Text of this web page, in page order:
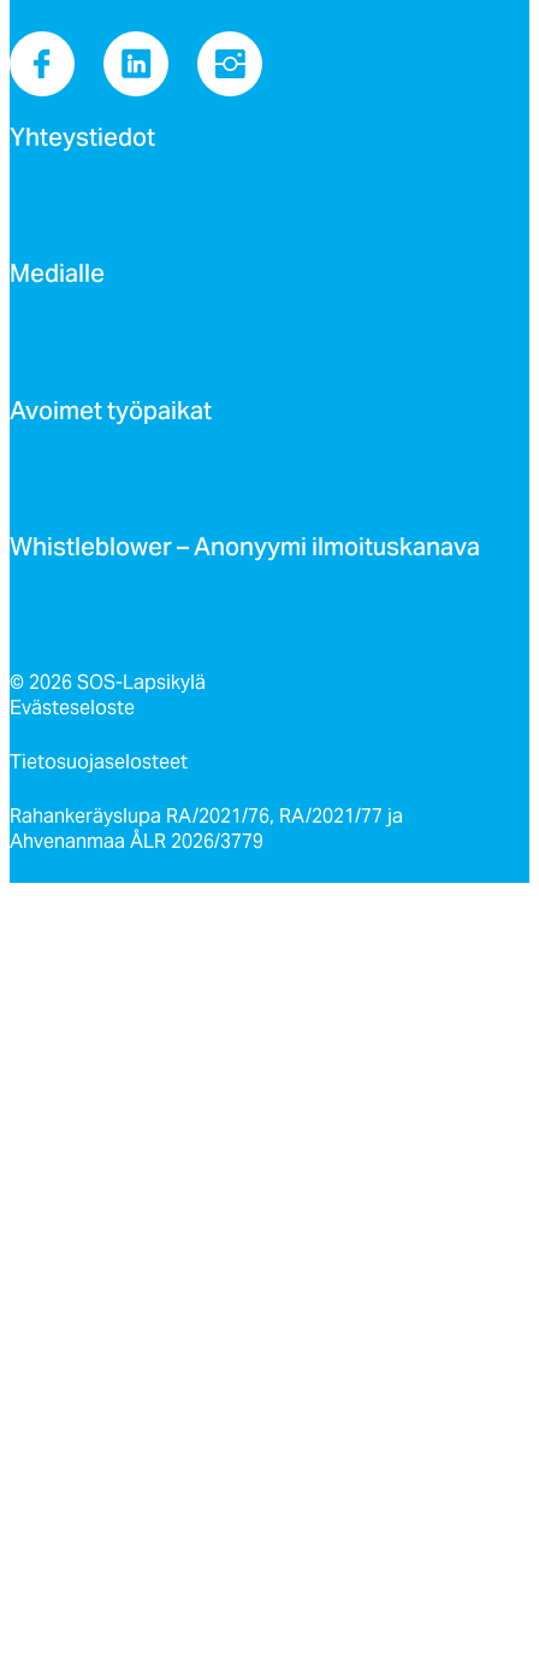
Yh­teys­tie­dot
Me­dial­le
Avoi­met työ­pai­kat
Whist­leb­lo­wer – Ano­nyy­mi il­moi­tus­ka­na­va
© 2026 SOS-Lapsikylä
Evästeseloste
Tietosuojaselosteet
Rahankeräyslupa RA/2021/76, RA/2021/77 ja
Ahvenanmaa ÅLR 2026/3779